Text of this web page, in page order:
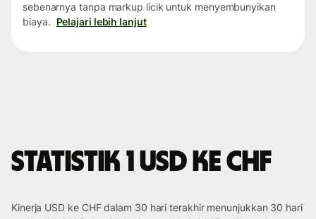
sebenarnya tanpa markup licik untuk menyembunyikan
biaya. Pelajari lebih lanjut
Statistik 1 USD ke CHF
Kinerja USD ke CHF dalam 30 hari terakhir menunjukkan 30 hari